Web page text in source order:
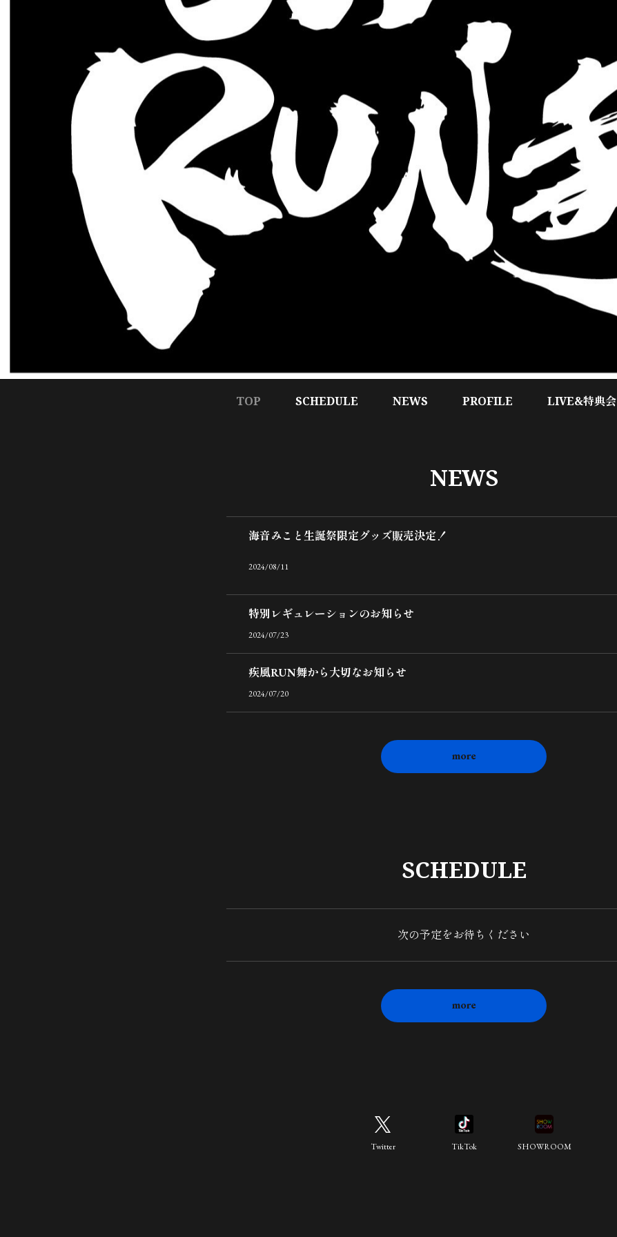
TOP SCHEDULE NEWS PROFILE LIVE&特典会
NEWS
海音みこと生誕祭限定グッズ販売決定！
2024/08/11
特別レギュレーションのお知らせ
2024/07/23
疾風RUN舞から大切なお知らせ
2024/07/20
more
SCHEDULE
次の予定をお待ちください
more
Twitter TikTok SHOWROOM